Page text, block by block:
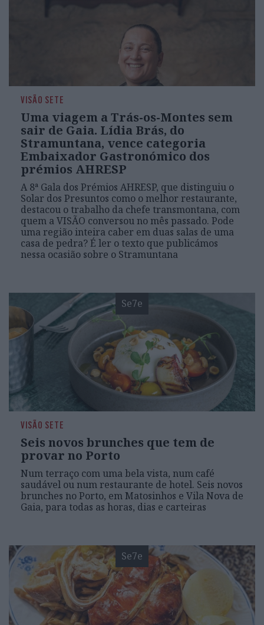
VISÃO SETE
Uma viagem a Trás-os-Montes sem
sair de Gaia. Lídia Brás, do
Stramuntana, vence categoria
Embaixador Gastronómico dos
prémios AHRESP
A 8ª Gala dos Prémios AHRESP, que distinguiu o
Solar dos Presuntos como o melhor restaurante,
destacou o trabalho da chefe transmontana, com
quem a VISÃO conversou no mês passado. Pode
uma região inteira caber em duas salas de uma
casa de pedra? É ler o texto que publicámos
nessa ocasião sobre o Stramuntana
Se7e
VISÃO SETE
Seis novos brunches que tem de
provar no Porto
Num terraço com uma bela vista, num café
saudável ou num restaurante de hotel. Seis novos
brunches no Porto, em Matosinhos e Vila Nova de
Gaia, para todas as horas, dias e carteiras
Se7e